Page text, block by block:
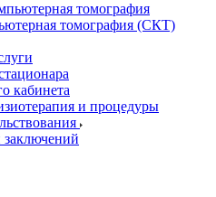
томография
томография (СКТ)
кабинета
и процедуры